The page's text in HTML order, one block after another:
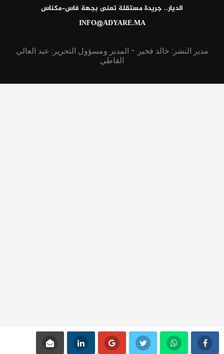
الديار.. جريدة مستقلة تعنى بجهة فاس-مكناس
INFO@ADYARE.MA
مدير النشر: خالد فخير - المدير ومسؤول التحرير: عبد العالي
القاطي